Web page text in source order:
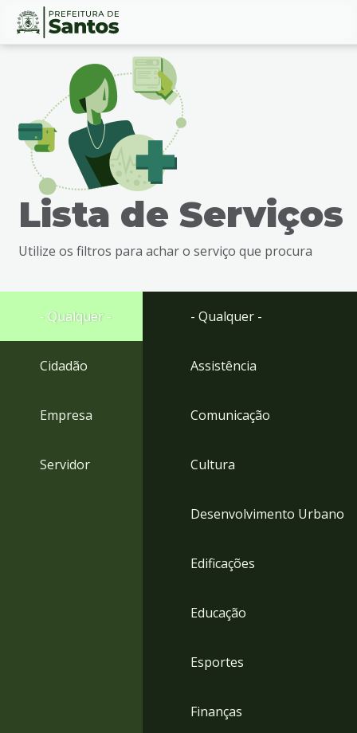
Ir
busca
Ir
rodapé
Conteúdo
Lista de Serviços
Utilize os filtros para achar o serviço que procura
- Qualquer -
Cidadão
Empresa
Servidor
- Qualquer -
Assistência
Comunicação
Cultura
Desenvolvimento Urbano
Edificações
Educação
Esportes
Finanças